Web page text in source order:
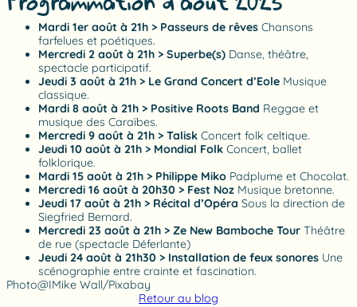
Mardi 1er août à 21h > Passeurs de rêves Chansons
farfelues et poétiques.
Mercredi 2 août à 21h > Superbe(s) Danse, théâtre,
spectacle participatif.
Jeudi 3 août à 21h > Le Grand Concert d’Eole Musique
classique.
Mardi 8 août à 21h > Positive Roots Band Reggae et
musique des Caraïbes.
Mercredi 9 août à 21h > Talisk Concert folk celtique.
Jeudi 10 août à 21h > Mondial Folk Concert, ballet
folklorique.
Mardi 15 août à 21h > Philippe Miko Padplume et Chocolat.
Mercredi 16 août à 20h30 > Fest Noz Musique bretonne.
Jeudi 17 août à 21h > Récital d’Opéra Sous la direction de
Siegfried Bernard.
Mercredi 23 août à 21h > Ze New Bamboche Tour Théâtre
de rue (spectacle Déferlante)
Jeudi 24 août à 21h30 > Installation de feux sonores Une
scénographie entre crainte et fascination.
Photo@IMike Wall/Pixabay
Retour au blog